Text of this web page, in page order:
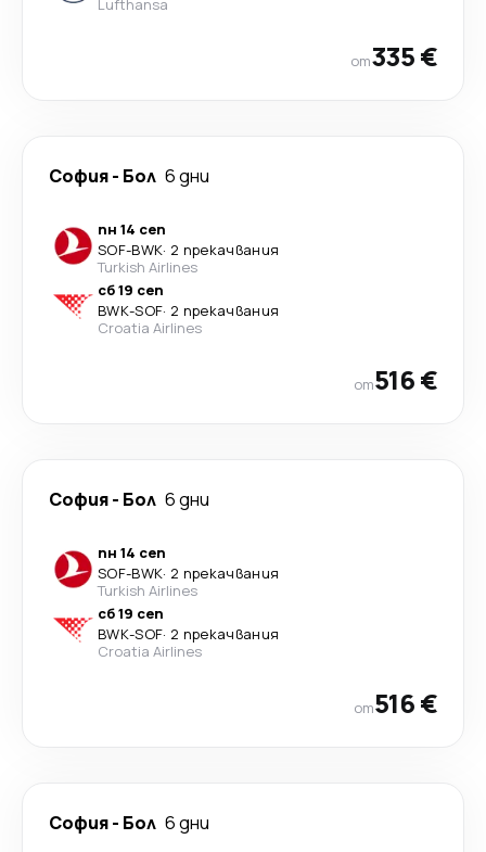
Lufthansa
от335 €
София- Бол 6 дни
пн 14 сеп
SOF-BWK· 2 прекачвания
Turkish Airlines
сб 19 сеп
BWK-SOF· 2 прекачвания
Croatia Airlines
от516 €
София- Бол 6 дни
пн 14 сеп
SOF-BWK· 2 прекачвания
Turkish Airlines
сб 19 сеп
BWK-SOF· 2 прекачвания
Croatia Airlines
от516 €
София- Бол 6 дни